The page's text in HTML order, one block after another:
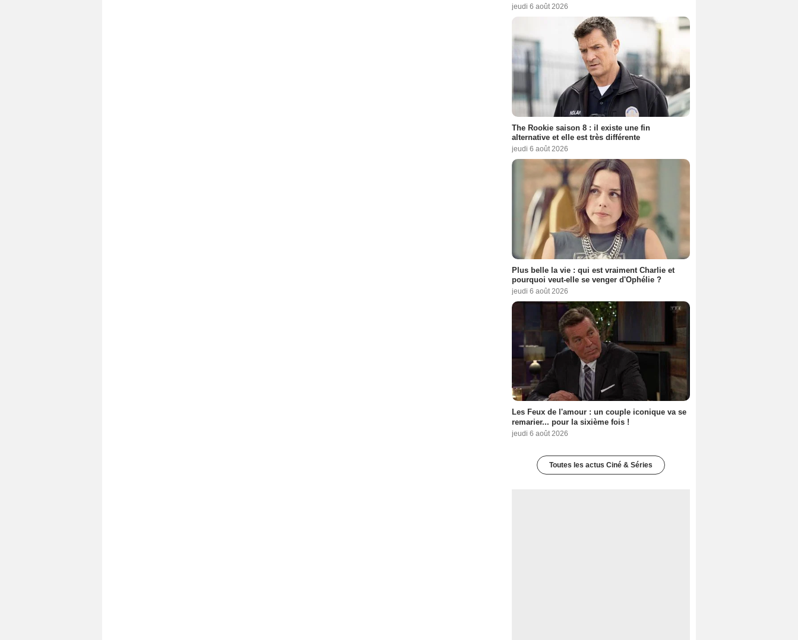
jeudi 6 août 2026
The Rookie saison 8 : il existe une fin
alternative et elle est très différente
jeudi 6 août 2026
Plus belle la vie : qui est vraiment Charlie et
pourquoi veut-elle se venger d'Ophélie ?
jeudi 6 août 2026
Les Feux de l'amour : un couple iconique va se
remarier... pour la sixième fois !
jeudi 6 août 2026
Toutes les actus Ciné & Séries